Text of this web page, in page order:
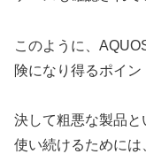
このように、
険になり得るポイン
決して粗悪な製品
使い続けるために